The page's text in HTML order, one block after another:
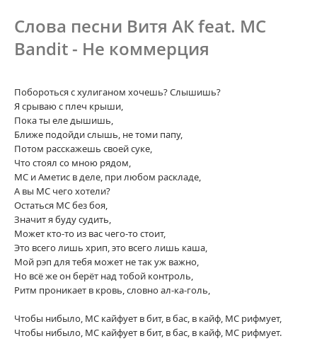
Слова песни Витя АК feat. MC
Bandit - Не коммерция
Побороться с хулиганом хочешь? Слышишь?
Я срываю с плеч крыши,
Пока ты еле дышишь,
Ближе подойди слышь, не томи папу,
Потом расскажешь своей суке,
Что стоял со мною рядом,
МС и Аметис в деле, при любом раскладе,
А вы МС чего хотели?
Остаться МС без боя,
Значит я буду судить,
Может кто-то из вас чего-то стоит,
Это всего лишь хрип, это всего лишь каша,
Мой рэп для тебя может не так уж важно,
Но всё же он берёт над тобой контроль,
Ритм проникает в кровь, словно ал-ка-голь,
Чтобы нибыло, МС кайфует в бит, в бас, в кайф, МС рифмует,
Чтобы нибыло, МС кайфует в бит, в бас, в кайф, МС рифмует.